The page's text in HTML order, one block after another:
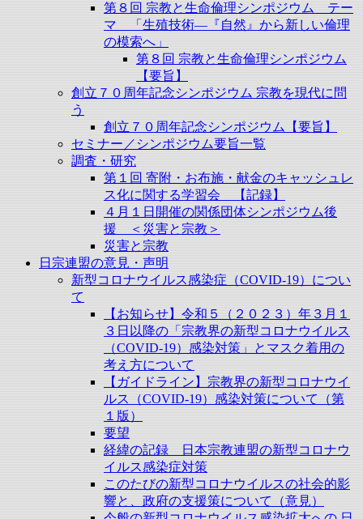
第８回 宗教と生命倫理シンポジウム テー
マ 「生殖技術―『自然』から新しい倫理
の模索へ」
第８回 宗教と生命倫理シンポジウム
【要旨】
創立７０周年記念シンポジウム 宗教を現代に問
う
創立７０周年記念シンポジウム【要旨】
セミナー／シンポジウム要旨一覧
調査・研究
第１回 寄附・お布施・献金のキャッシュレ
ス化に関する学習会 【記録】
４月１日開催の関係団体シンポジウム後
援 ＜災害と宗教＞
災害と宗教
日宗連盟の意見・声明
新型コロナウイルス感染症（COVID-19）につい
て
【お知らせ】令和５（２０２３）年３月１
３日以降の「宗教界の新型コロナウイルス
（COVID-19）感染対策」とマスク着用の
考え方について
【ガイドライン】宗教界の新型コロナウイ
ルス（COVID-19）感染対策について（第
１版）
要望
経緯の記録 日本宗教連盟の新型コロナウ
イルス感染症対策
このたびの新型コロナウイルスの社会的影
響と、政府の支援策について（意見）